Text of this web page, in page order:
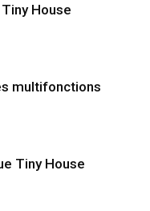
House
multifonctions
Tiny House